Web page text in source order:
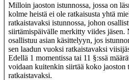
Milloin jaoston istunnossa, jossa on
kolme heistä ei ole ratkaisusta yhtä
ratkaistavaksi istunnossa, johon
siirtämispäivälle merkitty viides jäsen.
osallistuu asian käsittelyyn, jos
sen laadun vuoksi ratkaistavaksi
Edellä 1 momentissa tai 11 §:ssä
voidaan kuitenkin siirtää koko jaoston
ratkaistavaksi.